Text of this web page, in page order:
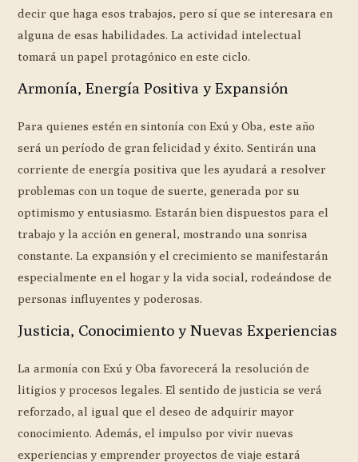
decir que haga esos trabajos, pero sí que se interesara en
alguna de esas habilidades. La actividad intelectual
tomará un papel protagónico en este ciclo.
Armonía, Energía Positiva y Expansión
Para quienes estén en sintonía con Exú y Oba, este año
será un período de gran felicidad y éxito. Sentirán una
corriente de energía positiva que les ayudará a resolver
problemas con un toque de suerte, generada por su
optimismo y entusiasmo. Estarán bien dispuestos para el
trabajo y la acción en general, mostrando una sonrisa
constante. La expansión y el crecimiento se manifestarán
especialmente en el hogar y la vida social, rodeándose de
personas influyentes y poderosas.
Justicia, Conocimiento y Nuevas Experiencias
La armonía con Exú y Oba favorecerá la resolución de
litigios y procesos legales. El sentido de justicia se verá
reforzado, al igual que el deseo de adquirir mayor
conocimiento. Además, el impulso por vivir nuevas
experiencias y emprender proyectos de viaje estará